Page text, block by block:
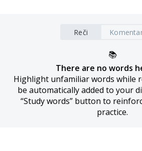
Reči
📚
There are no words
Highlight unfamiliar words while
be automatically added to your
“Study words” button to
practice.